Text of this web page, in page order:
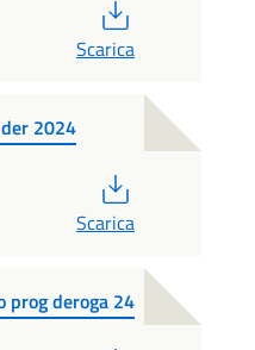
Scarica
2024
Scarica
prog deroga 24